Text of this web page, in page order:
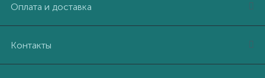
Оплата и доставка
Контакты